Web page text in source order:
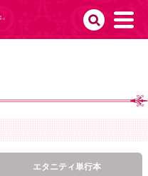
エタニティ単行本